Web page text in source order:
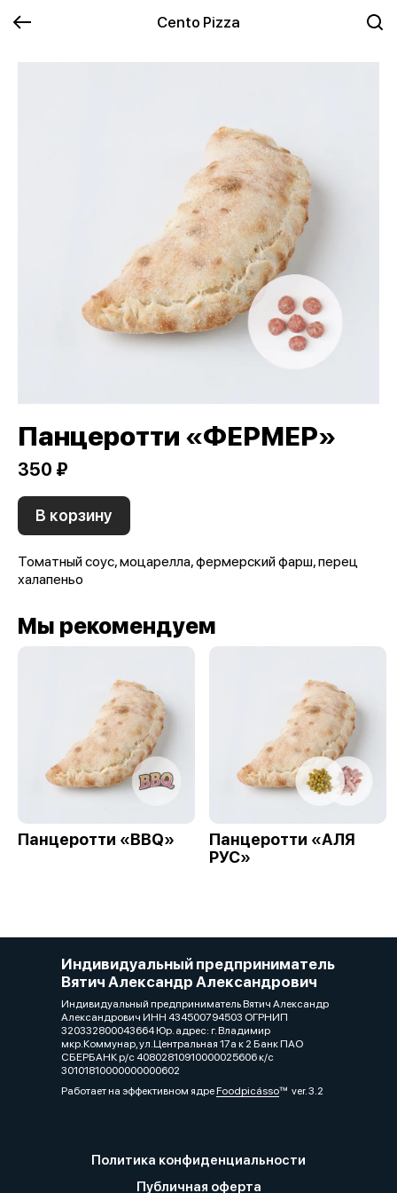
Cento Pizza
Панцеротти «ФЕРМЕР»
350 ₽
В корзину
Томатный соус, моцарелла, фермерский фарш, перец
халапеньо
Мы рекомендуем
Панцеротти «BBQ»
Панцеротти «АЛЯ
РУС»
Индивидуальный предприниматель
Вятич Александр Александрович
Индивидуальный предприниматель Вятич Александр
Александрович ИНН 434500794503 ОГРНИП
320332800043664 Юр. адрес: г. Владимир
мкр.Коммунар, ул.Центральная 17а к 2 Банк ПАО
СБЕРБАНК р/с 40802810910000025606 к/с
30101810000000000602
Работает на эффективном ядреFoodpicássover. 3.2
Политика конфиденциальности
Публичная оферта